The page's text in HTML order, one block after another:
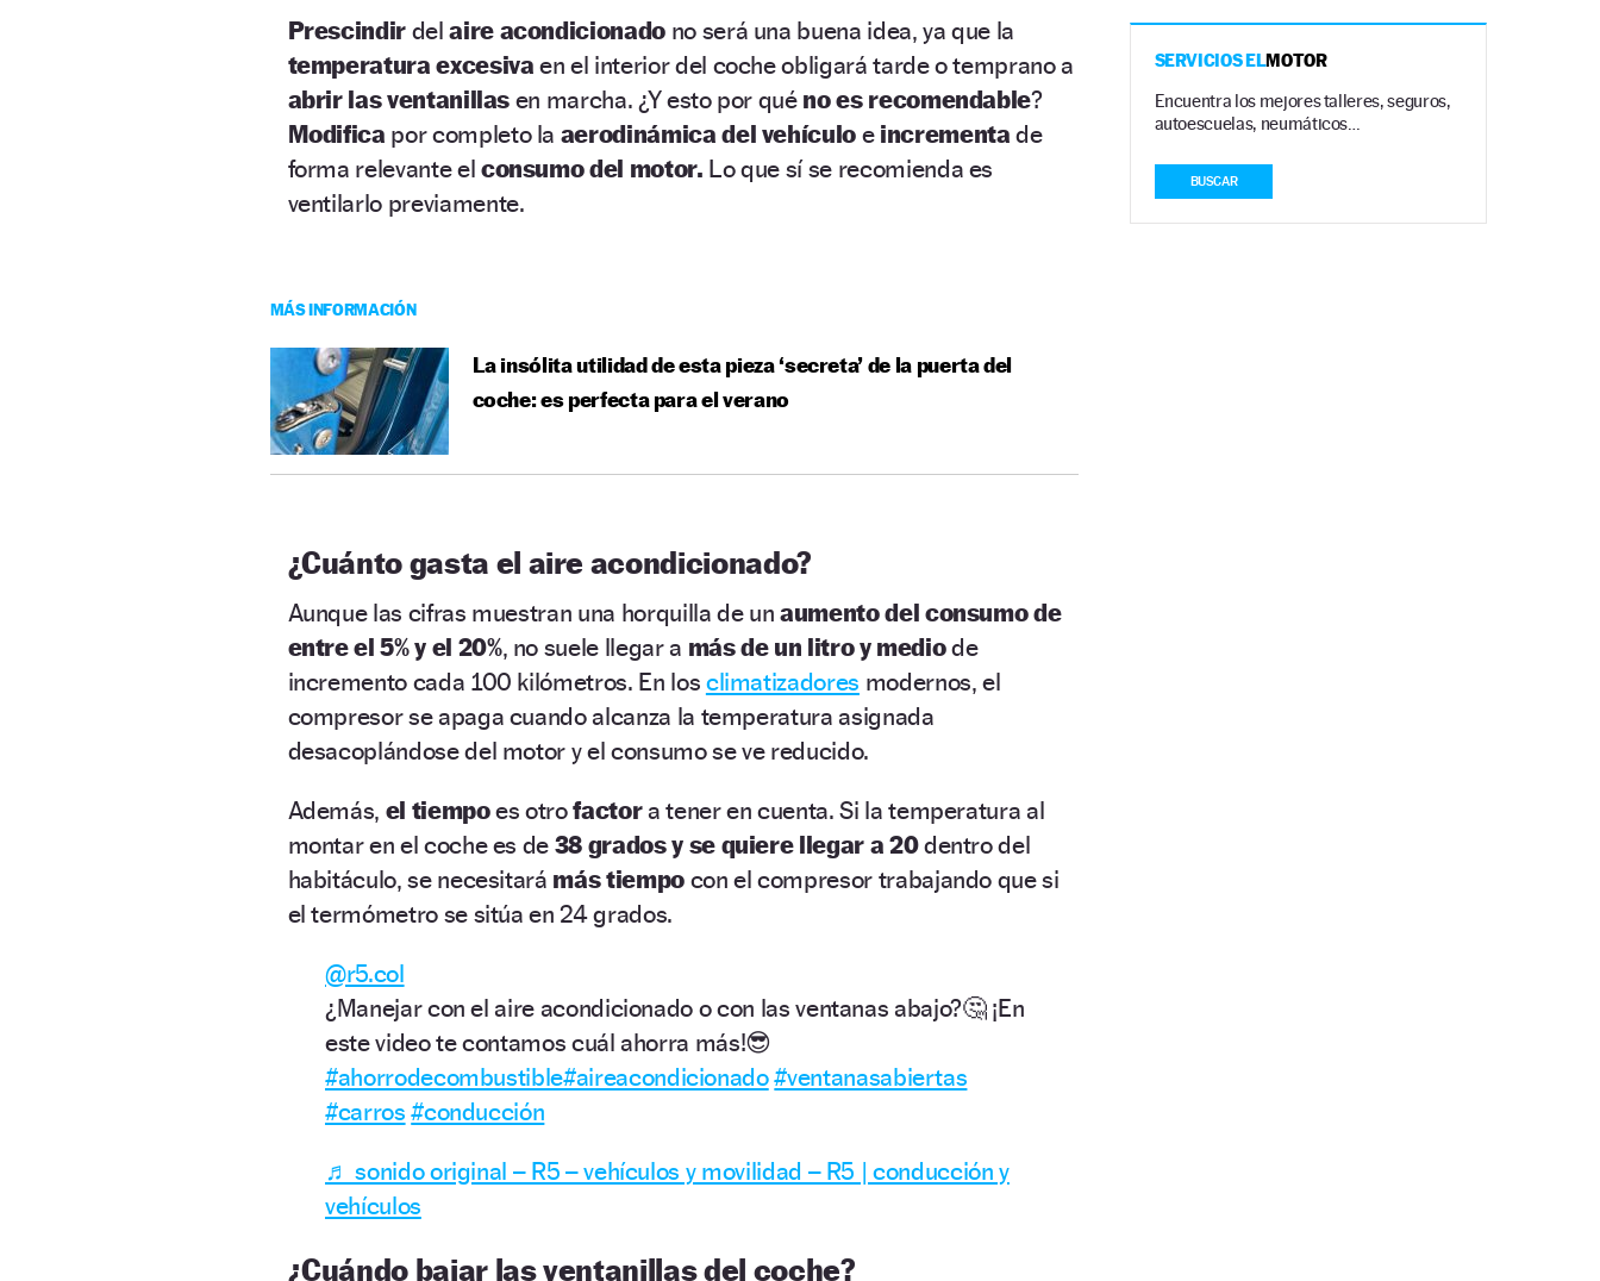
Prescindir del aire acondicionadono será una buena idea, ya que la
temperatura excesiva en el interior del coche obligará tarde o temprano a
abrir las ventanillas en marcha. ¿Y esto por qué no es recomendable?
Modifica por completo la aerodinámica del vehículo e incrementade
forma relevante el consumo del motor. Lo que sí se recomienda es
ventilarlo previamente.
MÁS INFORMACIÓN
La insólita utilidad de esta pieza ‘secreta’ de la puerta del
coche: es perfecta para el verano
¿Cuánto gasta el aire acondicionado?
Aunque las cifras muestran una horquilla de unaumento del consumo de
entre el 5% y el 20%, no suele llegar a más de un litro y mediode
incremento cada 100 kilómetros. En los climatizadores modernos, el
compresor se apaga cuando alcanza la temperatura asignada
desacoplándose del motor y el consumo se ve reducido.
Además, el tiempoes otrofactora tener en cuenta. Si la temperatura al
montar en el coche es de 38 grados y se quiere llegar a 20dentro del
habitáculo, se necesitará más tiempocon el compresor trabajando que si
el termómetro se sitúa en 24 grados.
@r5.col
¿Manejar con el aire acondicionado o con las ventanas abajo?🤔 ¡En
este video te contamos cuál ahorra más!😎
#ahorrodecombustible#aireacondicionado#ventanasabiertas
#carros #conducción
♬ sonido original – R5 – vehículos y movilidad – R5 | conducción y
vehículos
¿Cuándo bajar las ventanillas del coche?
SERVICIOS ELMOTOR
Encuentra los mejores talleres, seguros,
autoescuelas, neumáticos…
BUSCAR